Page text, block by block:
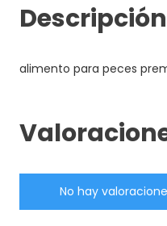
Descripción
alimento para peces
No hay